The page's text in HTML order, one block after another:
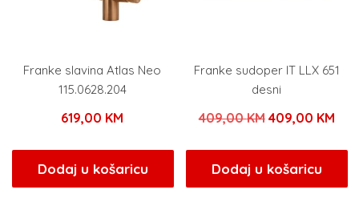
Franke slavina Atlas Neo
115.0628.204
619,00 KM
Dodaj u košaricu
Franke sudoper IT LLX 651
desni
409,00KM Izvorna
bila
je:
409,00 KM
Dodaj u košaricu